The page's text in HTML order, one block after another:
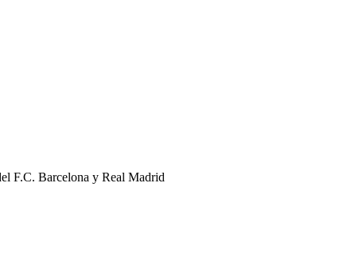
F.C. Barcelona y Real Madrid